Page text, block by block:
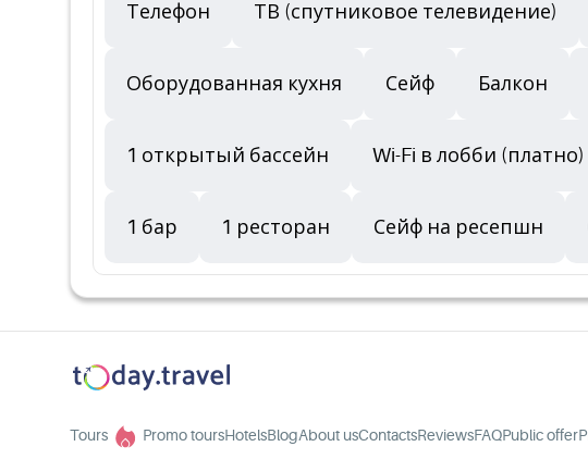
Телефон ТВ (спутниковое телевидение)
Оборудованная кухня Сейф Балкон
1 открытый бассейн Wi-Fi в лобби (платно)
1 бар 1 ресторан Сейф на ресепшн
Tours Promo toursHotelsBlogAbout usContactsReviewsFAQPublic offer